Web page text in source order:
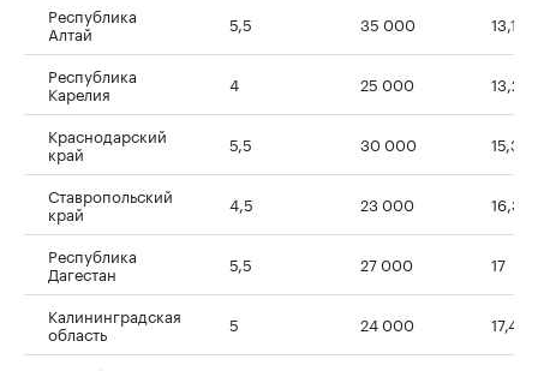
Республика
Алтай 5,5 35 000 13,1
Республика
Карелия 4 25 000 13,2
Краснодарский
край 5,5 30 000 15,3
Ставропольский
край 4,5 23 000 16,3
Республика
Дагестан 5,5 27 000 17
Калининградская
область 5 24 000 17,4